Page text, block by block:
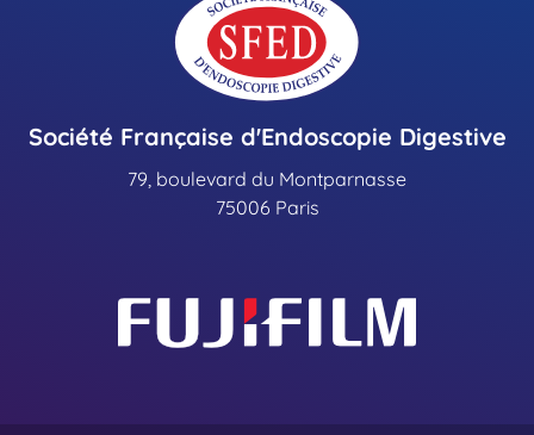
Société Française d'Endoscopie Digestive
79, boulevard du Montparnasse
75006 Paris